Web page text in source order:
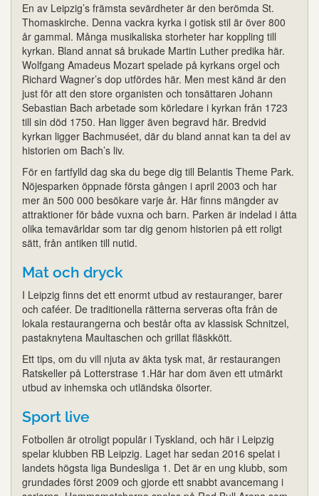
En av Leipzig’s främsta sevärdheter är den berömda St.
Thomaskirche. Denna vackra kyrka i gotisk stil är över 800
år gammal. Många musikaliska storheter har koppling till
kyrkan. Bland annat så brukade Martin Luther predika här.
Wolfgang Amadeus Mozart spelade på kyrkans orgel och
Richard Wagner’s dop utfördes här. Men mest känd är den
just för att den store organisten och tonsättaren Johann
Sebastian Bach arbetade som körledare i kyrkan från 1723
till sin död 1750. Han ligger även begravd här. Bredvid
kyrkan ligger Bachmuséet, där du bland annat kan ta del av
historien om Bach’s liv.
För en fartfylld dag ska du bege dig till Belantis Theme Park.
Nöjesparken öppnade första gången i april 2003 och har
mer än 500 000 besökare varje år. Här finns mängder av
attraktioner för både vuxna och barn. Parken är indelad i åtta
olika temavärldar som tar dig genom historien på ett roligt
sätt, från antiken till nutid.
Mat och dryck
I Leipzig finns det ett enormt utbud av restauranger, barer
och caféer. De traditionella rätterna serveras ofta från de
lokala restaurangerna och består ofta av klassisk Schnitzel,
pastaknytena Maultaschen och grillat fläskkött.
Ett tips, om du vill njuta av äkta tysk mat, är restaurangen
Ratskeller på Lotterstrase 1.Här har dom även ett utmärkt
utbud av inhemska och utländska ölsorter.
Sport live
Fotbollen är otroligt populär i Tyskland, och här i Leipzig
spelar klubben RB Leipzig. Laget har sedan 2016 spelat i
landets högsta liga Bundesliga 1. Det är en ung klubb, som
grundades först 2009 och gjorde ett snabbt avancemang i